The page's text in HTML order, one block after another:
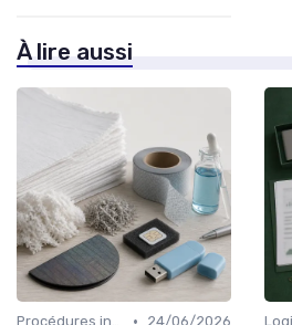
À lire aussi
Procédures internes
24/06/2026